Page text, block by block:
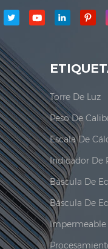
El área de
adquir...
Torre De Luz
Peso De
Báscula De